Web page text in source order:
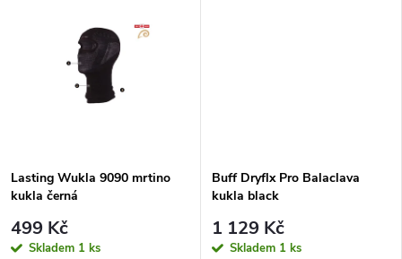
Lasting Wukla 9090 mrtino
kukla černá
499 Kč
Skladem 1 ks
Buff Dryflx Pro Balaclava
kukla black
1 129 Kč
Skladem 1 ks